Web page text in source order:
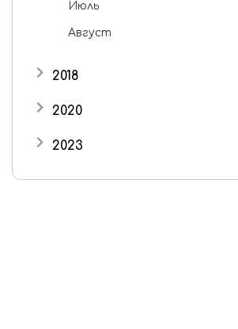
Июль
Август
2018
Октябрь
Декабрь
2020
Ноябрь
2023